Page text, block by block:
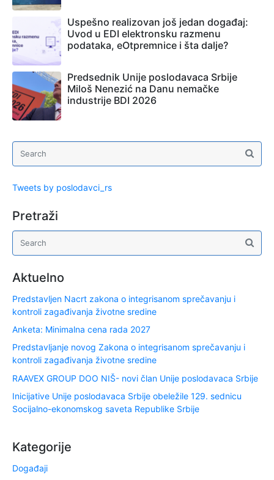
Uspešno realizovan još jedan događaj:
Uvod u EDI elektronsku razmenu
podataka, eOtpremnice i šta dalje?
Predsednik Unije poslodavaca Srbije
Miloš Nenezić na Danu nemačke
industrije BDI 2026
Tweets by poslodavci_rs
Pretraži
Aktuelno
Predstavljen Nacrt zakona o integrisanom sprečavanju i
kontroli zagađivanja životne sredine
Anketa: Minimalna cena rada 2027
Predstavljanje novog Zakona o integrisanom sprečavanju i
kontroli zagađivanja životne sredine
RAAVEX GROUP DOO NIŠ- novi član Unije poslodavaca Srbije
Inicijative Unije poslodavaca Srbije obeležile 129. sednicu
Socijalno-ekonomskog saveta Republike Srbije
Kategorije
Događaji